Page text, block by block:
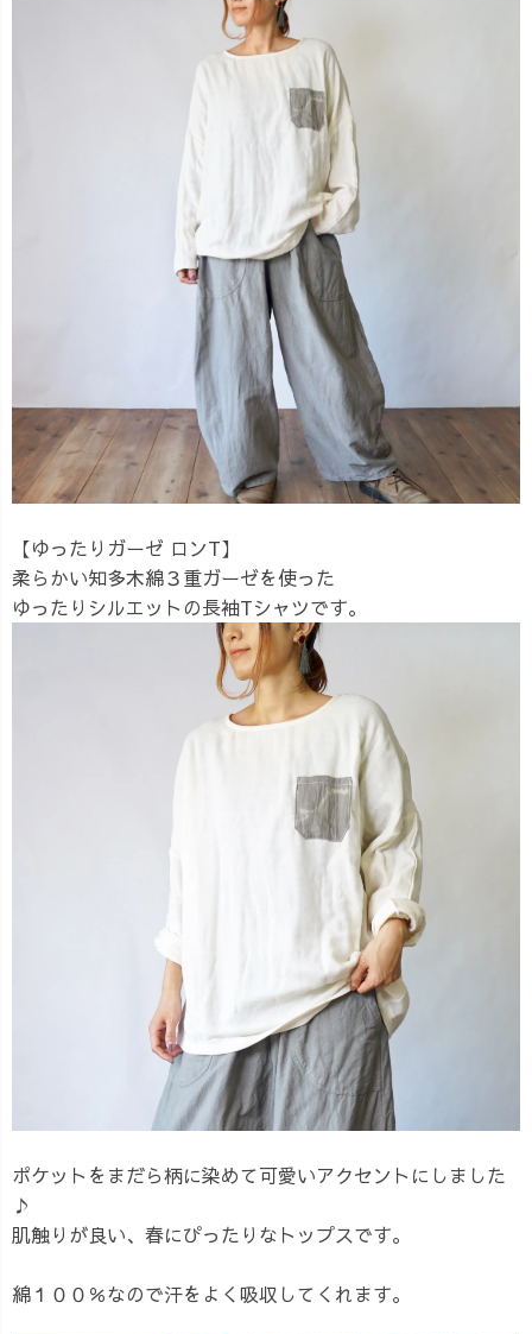
【ゆったりガーゼ ロンT】
柔らかい知多木綿３重ガーゼを使った
ゆったりシルエットの長袖Tシャツです。
ポケットをまだら柄に染めて可愛いアクセントにしました
♪
肌触りが良い、春にぴったりなトップスです。
綿１００％なので汗をよく吸収してくれます。